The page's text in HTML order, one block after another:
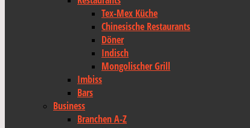
Tex-Mex Küche
Chinesische Restaurants
Döner
Indisch
Mongolischer Grill
Imbiss
Bars
Business
Branchen A-Z